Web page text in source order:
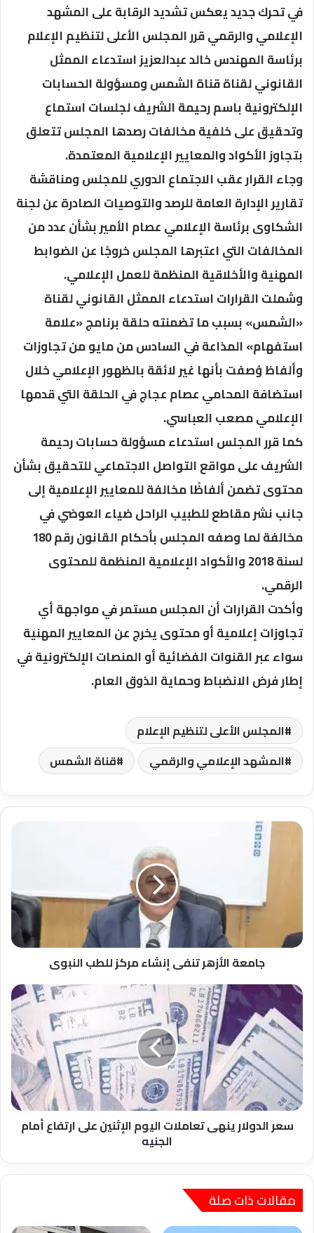
في تحرك جديد يعكس تشديد الرقابة على المشهد
الإعلامي والرقمي قرر المجلس الأعلى لتنظيم الإعلام
برئاسة المهندس خالد عبدالعزيز استدعاء الممثل
القانوني لقناة قناة الشمس ومسؤولة الحسابات
الإلكترونية باسم رحيمة الشريف لجلسات استماع
وتحقيق على خلفية مخالفات رصدها المجلس تتعلق
بتجاوز الأكواد والمعايير الإعلامية المعتمدة.
وجاء القرار عقب الاجتماع الدوري للمجلس ومناقشة
تقارير الإدارة العامة للرصد والتوصيات الصادرة عن لجنة
الشكاوى برئاسة الإعلامي عصام الأمير بشأن عدد من
المخالفات التي اعتبرها المجلس خروجًا عن الضوابط
المهنية والأخلاقية المنظمة للعمل الإعلامي.
وشملت القرارات استدعاء الممثل القانوني لقناة
«الشمس» بسبب ما تضمنته حلقة برنامج «علامة
استفهام» المذاعة في السادس من مايو من تجاوزات
وألفاظ وُصفت بأنها غير لائقة بالظهور الإعلامي خلال
استضافة المحامي عصام عجاج في الحلقة التي قدمها
الإعلامي مصعب العباسي.
كما قرر المجلس استدعاء مسؤولة حسابات رحيمة
الشريف على مواقع التواصل الاجتماعي للتحقيق بشأن
محتوى تضمن ألفاظًا مخالفة للمعايير الإعلامية إلى
جانب نشر مقاطع للطبيب الراحل ضياء العوضي في
مخالفة لما وصفه المجلس بأحكام القانون رقم 180
لسنة 2018 والأكواد الإعلامية المنظمة للمحتوى
الرقمي.
وأكدت القرارات أن المجلس مستمر في مواجهة أي
تجاوزات إعلامية أو محتوى يخرج عن المعايير المهنية
سواء عبر القنوات الفضائية أو المنصات الإلكترونية في
إطار فرض الانضباط وحماية الذوق العام.
المجلس الأعلى لتنظيم الإعلام
المشهد الإعلامي والرقمي
قناة الشمس
جامعة
جامعة الأزهر تنفى إنشاء مركز للطب النبوى
سعر
الدولار
ينهى
تعاملات
اليوم
الإثنين
على
ارتفاع
أمام
الجنيه
سعر الدولار ينهى تعاملات اليوم الإثنين على ارتفاع أمام
الجنيه
مقالات ذات صلة